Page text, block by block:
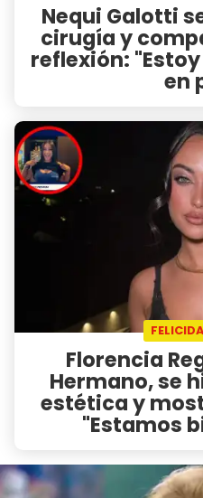
Nequi Galotti
cirugía y
reflexión:
en
Florencia
Hermano, se
estética y
"Estamos